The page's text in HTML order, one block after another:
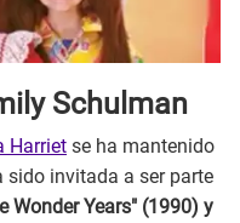
Schulman
Harriet se ha mantenido
sido invitada a ser parte
Wonder Years" (1990) y